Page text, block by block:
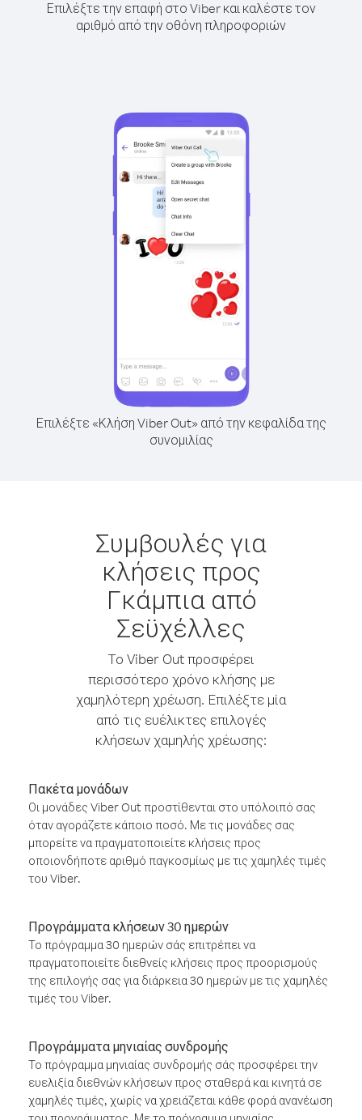
Επιλέξτε την επαφή στο Viber και καλέστε τον
αριθμό από την οθόνη πληροφοριών
Επιλέξτε «Κλήση Viber Out» από την κεφαλίδα της
συνομιλίας
Συμβουλές για
κλήσεις προς
Γκάμπια από
Σεϋχέλλες
Το Viber Out προσφέρει
περισσότερο χρόνο κλήσης με
χαμηλότερη χρέωση. Επιλέξτε μία
από τις ευέλικτες επιλογές
κλήσεων χαμηλής χρέωσης:
Πακέτα μονάδων
Οι μονάδες Viber Out προστίθενται στο υπόλοιπό σας
όταν αγοράζετε κάποιο ποσό. Με τις μονάδες σας
μπορείτε να πραγματοποιείτε κλήσεις προς
οποιονδήποτε αριθμό παγκοσμίως με τις χαμηλές τιμές
του Viber.
Προγράμματα κλήσεων 30 ημερών
Το πρόγραμμα 30 ημερών σάς επιτρέπει να
πραγματοποιείτε διεθνείς κλήσεις προς προορισμούς
της επιλογής σας για διάρκεια 30 ημερών με τις χαμηλές
τιμές του Viber.
Προγράμματα μηνιαίας συνδρομής
Το πρόγραμμα μηνιαίας συνδρομής σάς προσφέρει την
ευελιξία διεθνών κλήσεων προς σταθερά και κινητά σε
χαμηλές τιμές, χωρίς να χρειάζεται κάθε φορά ανανέωση